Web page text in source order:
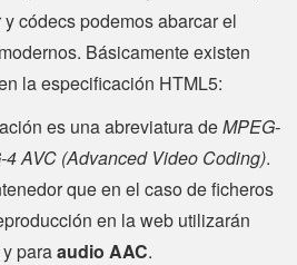
códecs podemos abarcar el
Básicamente existen
la especificación HTML5:
es una abreviatura deMPEG-
4 AVC (Advanced Video Coding).
que en el caso de ficheros
en la web utilizarán
y paraaudio AAC.